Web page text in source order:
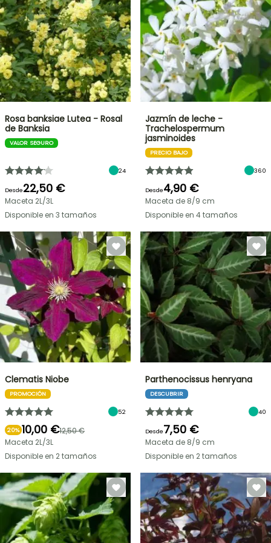
OFERTA
RELÁMPAGO
¡HASTA
UN
30
Rosa banksiae Lutea - Rosal
de Banksia
VALOR SEGURO
24
Desde22,50 €
Maceta 2L/3L
Disponible en 3 tamaños
Jazmín de leche -
Trachelospermum
jasminoides
PRECIO BAJO
360
Desde4,90 €
Maceta de 8/9 cm
Disponible en 4 tamaños
Clematis Niobe
PROMOCIÓN
52
20% 10,00 €12,50 €
Maceta 2L/3L
Disponible en 2 tamaños
Parthenocissus henryana
DESCUBRIR
40
Desde7,50 €
Maceta de 8/9 cm
Disponible en 2 tamaños